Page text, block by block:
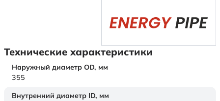
Технические характеристики
Наружный диаметр OD, мм
355
Внутренний диаметр ID, мм